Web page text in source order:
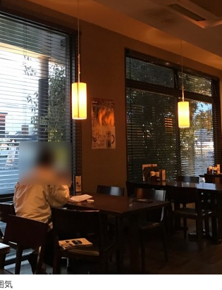
気